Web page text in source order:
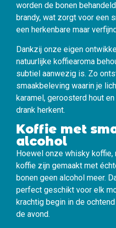
worden de bonen
brandy, wat zorgt voor een
een herkenbare maar
Dankzij onze eigen
natuurlijke koffiearoma
subtiel aanwezig is. Zo
smaakbeleving waarin je
karamel, geroosterd hout
drank herkent.
Koffie met
alcohol
Hoewel onze whisky koffie,
koffie zijn gemaakt met
bonen geen alcohol meer.
perfect geschikt voor elk
krachtig begin in de
de avond.